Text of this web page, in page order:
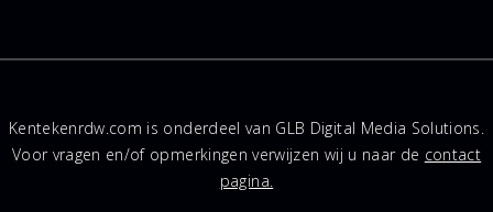
Kentekenrdw.com is onderdeel van GLB Digital Media Solutions.
Voor vragen en/of opmerkingen verwijzen wij u naar de contact
pagina.